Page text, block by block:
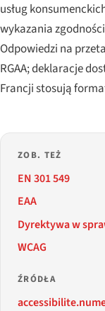
usług
wykazania zgodności
Odpowiedzi na
RGAA; deklaracje
Francji stosują
ZOB. TEŻ
EN 301 549
EAA
Dyrektywa w
WCAG
ŹRÓDŁA